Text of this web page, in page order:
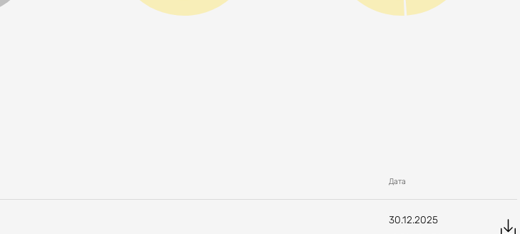
Дата
30.12.2025